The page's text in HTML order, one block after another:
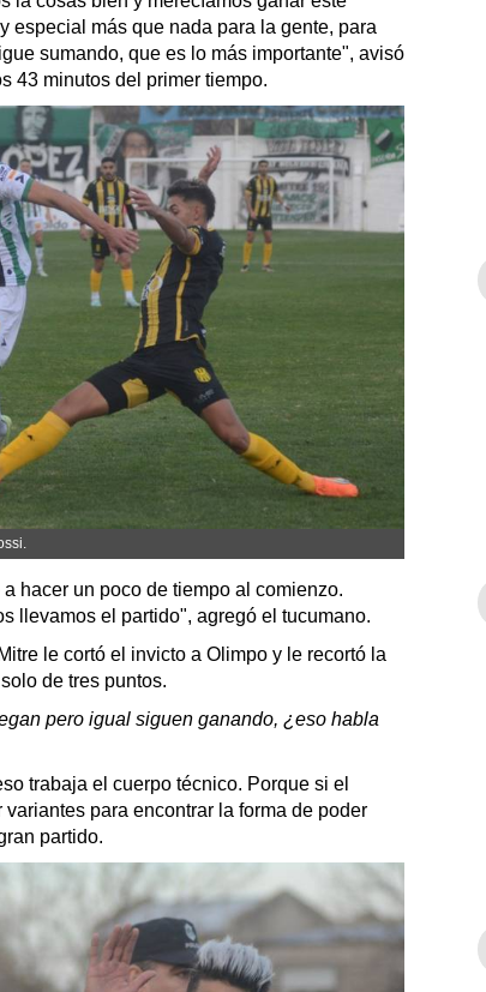
especial más que nada para la gente, para
sumando, que es lo más importante", avisó
43 minutos del primer tiempo.
hacer un poco de tiempo al comienzo.
llevamos el partido", agregó el tucumano.
le cortó el invicto a Olimpo y le recortó la
de tres puntos.
pero igual siguen ganando, ¿eso habla
trabaja el cuerpo técnico. Porque si el
para encontrar la forma de poder
partido.